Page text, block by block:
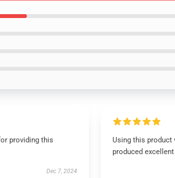
providing this
Dec 7, 2024
Using this product
produced